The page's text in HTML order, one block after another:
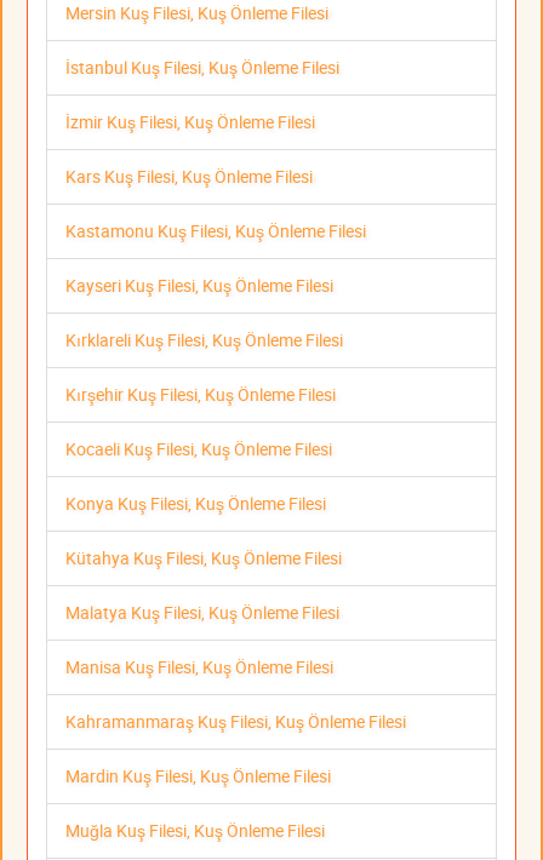
Mersin Kuş Filesi, Kuş Önleme Filesi
İstanbul Kuş Filesi, Kuş Önleme Filesi
İzmir Kuş Filesi, Kuş Önleme Filesi
Kars Kuş Filesi, Kuş Önleme Filesi
Kastamonu Kuş Filesi, Kuş Önleme Filesi
Kayseri Kuş Filesi, Kuş Önleme Filesi
Kırklareli Kuş Filesi, Kuş Önleme Filesi
Kırşehir Kuş Filesi, Kuş Önleme Filesi
Kocaeli Kuş Filesi, Kuş Önleme Filesi
Konya Kuş Filesi, Kuş Önleme Filesi
Kütahya Kuş Filesi, Kuş Önleme Filesi
Malatya Kuş Filesi, Kuş Önleme Filesi
Manisa Kuş Filesi, Kuş Önleme Filesi
Kahramanmaraş Kuş Filesi, Kuş Önleme Filesi
Mardin Kuş Filesi, Kuş Önleme Filesi
Muğla Kuş Filesi, Kuş Önleme Filesi